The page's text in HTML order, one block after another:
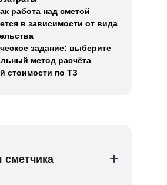
работа над сметой
в зависимости от вида
задание: выберите
метод расчёта
стоимости по ТЗ
сметчика